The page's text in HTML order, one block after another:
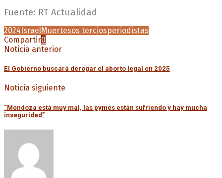
Fuente: RT Actualidad
2024IsraelMuertesos terciosperiodistas
Compartir0
Noticia anterior
El Gobierno buscará derogar el aborto legal en 2025
Noticia siguiente
“Mendoza está muy mal, las pymes están sufriendo y hay mucha
inseguridad”